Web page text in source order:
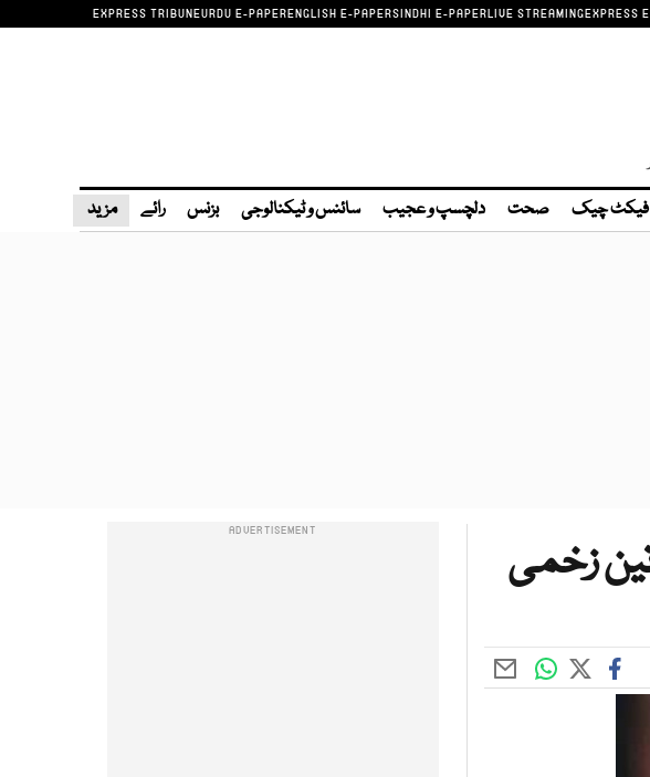
EXPRESS TRIBUNEURDU E-PAPERENGLISH E-PAPERSINDHI E-PAPERLIVE STREAMINGEXPRESS
فیکٹ چیک صحت دلچسپ و عجیب سائنس و ٹیکنالوجی بزنس رائے مزید
زخمی